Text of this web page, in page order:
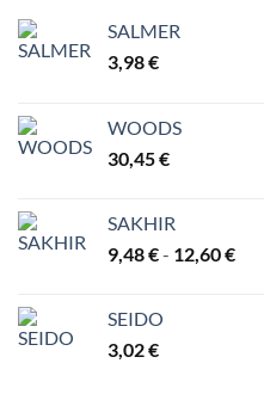
SALMER
3,98€
WOODS
30,45€
SAKHIR
9,48€- 12,60€
SEIDO
3,02€